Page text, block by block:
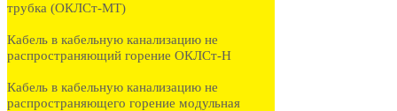
трубка (ОКЛСт-МТ)
Кабель в кабельную канализацию не
распространяющий горение ОКЛСт-Н
Кабель в кабельную канализацию не
распространяющего горение модульная